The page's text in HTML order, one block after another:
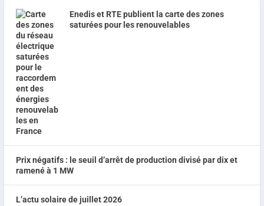
Enedis et RTE publient la carte des zones
saturées pour les renouvelables
Prix négatifs : le seuil d’arrêt de production divisé par dix et
ramené à 1 MW
L’actu solaire de juillet 2026